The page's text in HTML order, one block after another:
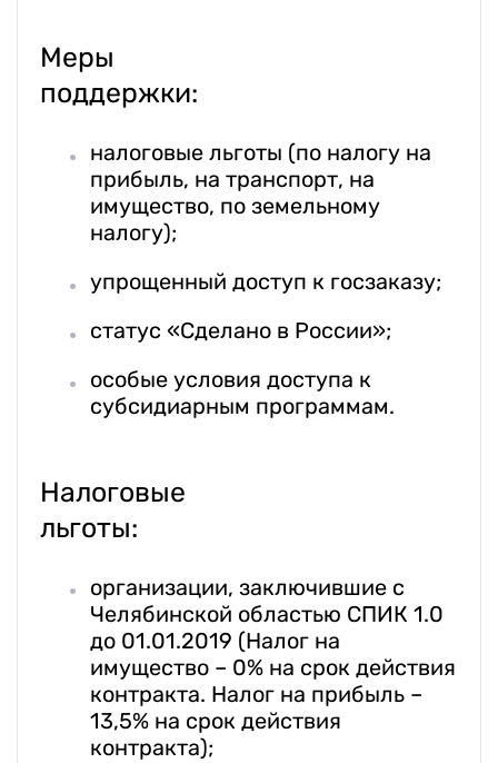
Меры
поддержки:
налоговые льготы (по налогу на
прибыль, на транспорт, на
имущество, по земельному
налогу);
упрощенный доступ к госзаказу;
статус «Сделано в России»;
особые условия доступа к
субсидиарным программам.
Налоговые
льготы:
организации, заключившие с
Челябинской областью СПИК 1.0
до 01.01.2019 (Налог на
имущество – 0% на срок действия
контракта. Налог на прибыль –
13,5% на срок действия
контракта);